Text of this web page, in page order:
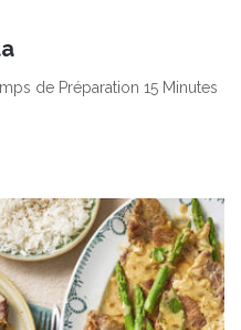
de Préparation 15 Minutes